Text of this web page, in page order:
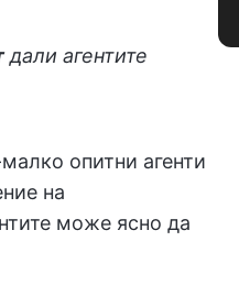
дали агентите
опитни агенти
на
може ясно да